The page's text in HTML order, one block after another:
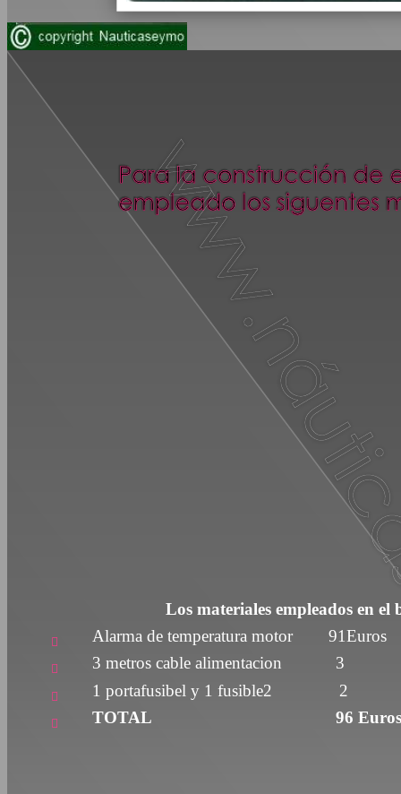
Los materiales empleados en el
 Alarma de temperatura motor 91Euros
 3 metros cable alimentacion 3
 1 portafusibel y 1 fusible2 2
 TOTAL 96 Euros